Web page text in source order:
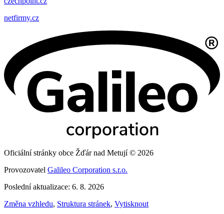
netfirmy.cz
Oficiální stránky obce Žďár nad Metují © 2026
Provozovatel Galileo Corporation s.r.o.
Poslední aktualizace: 6. 8. 2026
Změna vzhledu, Struktura stránek, Vytisknout